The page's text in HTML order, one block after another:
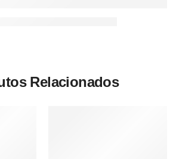
Relacionados